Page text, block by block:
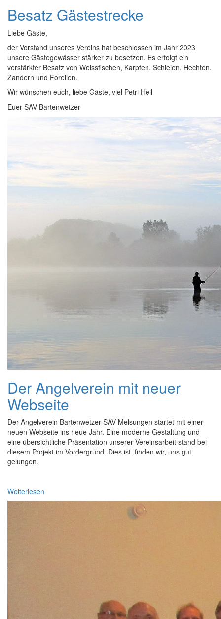
Besatz Gästestrecke
Liebe Gäste,
der Vorstand unseres Vereins hat beschlossen im Jahr 2023
unsere Gästegewässer stärker zu besetzen. Es erfolgt ein
verstärkter Besatz von Weissfischen, Karpfen, Schleien, Hechten,
Zandern und Forellen.
Wir wünschen euch, liebe Gäste, viel Petri Heil
Euer SAV Bartenwetzer
Der Angelverein mit neuer
Webseite
Der Angelverein Bartenwetzer SAV Melsungen startet mit einer
neuen Webseite ins neue Jahr. Eine moderne Gestaltung und
eine übersichtliche Präsentation unserer Vereinsarbeit stand bei
diesem Projekt im Vordergrund. Dies ist, finden wir, uns gut
gelungen.
Weiterlesen